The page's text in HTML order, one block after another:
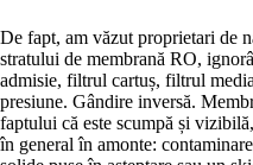
De fapt, am văzut proprietari de
stratului de membrană RO,
admisie, filtrul cartuș, filtrul
presiune. Gândire inversă.
faptului că este scumpă și
în general în amonte: